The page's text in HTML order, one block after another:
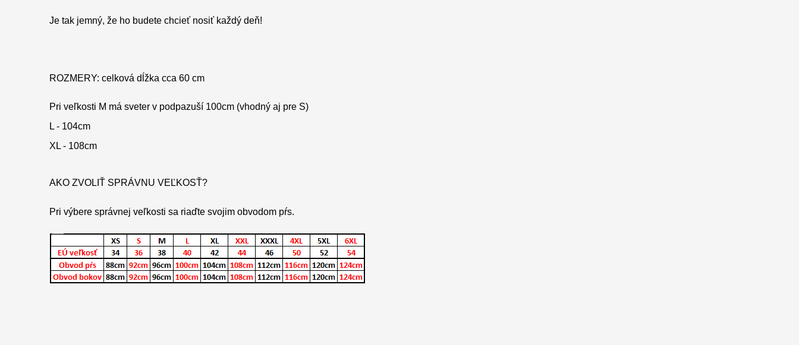
Je tak jemný, že ho budete chcieť nosiť každý deň!
ROZMERY: celková dĺžka cca 60 cm
Pri veľkosti M má sveter v podpazuší 100cm (vhodný aj pre S)
L - 104cm
XL - 108cm
AKO ZVOLIŤ SPRÁVNU VEĽKOSŤ?
Pri výbere správnej veľkosti sa riaďte svojim obvodom pŕs.